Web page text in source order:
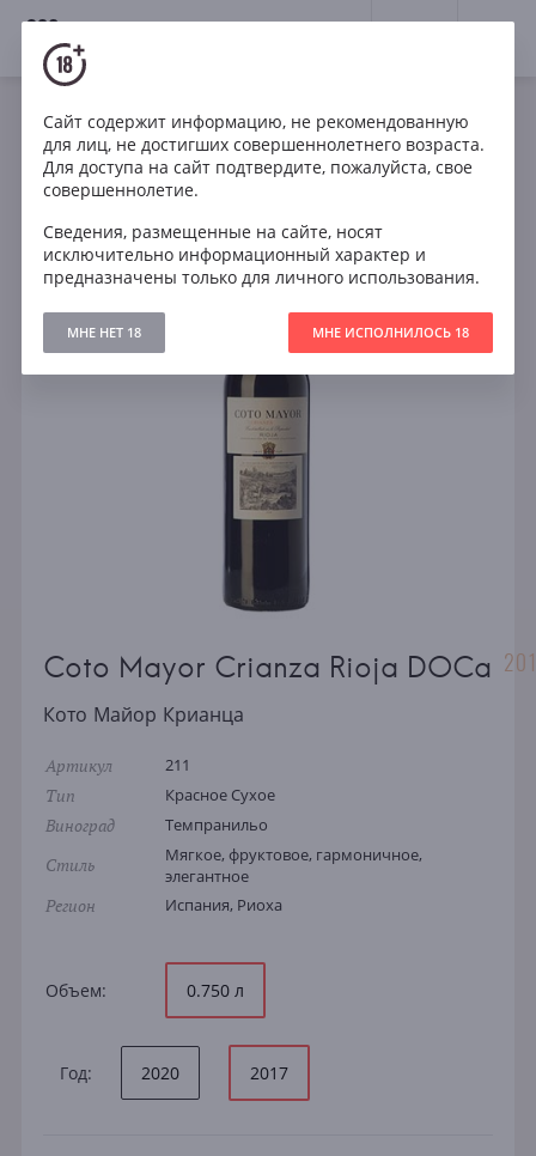
18+
Вино Красное Сухое
Испания
Coto Mayor Crianza Rioja DOCa
Coto Mayor Crianza Rioja DOCa
Кото Майор Крианца
Артикул 211
Тип Красное Сухое
Виноград Темпранильо
Стиль
Мягкое, фруктовое, гармоничное,
элегантное
Регион Испания, Риоха
Объем: 0.750 л
Год: 2020 2017
Сайт содержит информацию, не рекомендованную
для лиц, не достигших совершеннолетнего возраста.
Для доступа на сайт подтвердите, пожалуйста, свое
совершеннолетие.
Сведения, размещенные на сайте, носят
исключительно информационный характер и
предназначены только для личного использования.
МНЕ НЕТ 18 МНЕ ИСПОЛНИЛОСЬ 18